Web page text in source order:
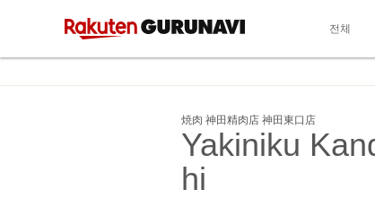
전체
焼肉 神田精肉店 神田東口店
Yakiniku
hi